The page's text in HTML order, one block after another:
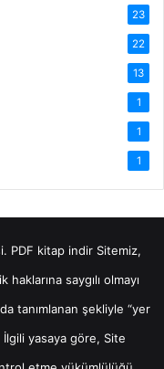
23
22
13
1
1
1
PDF kitap indirSitemiz,
saygılı olmayı
tanımlanan şekliyle “yer
İlgili yasaya göre, Site